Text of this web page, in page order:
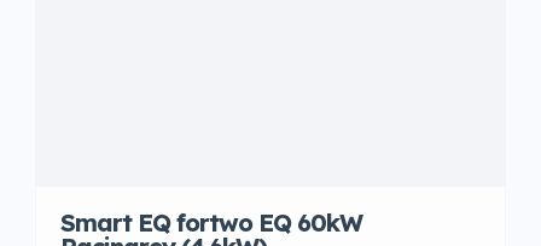
Smart EQ fortwo EQ 60kW